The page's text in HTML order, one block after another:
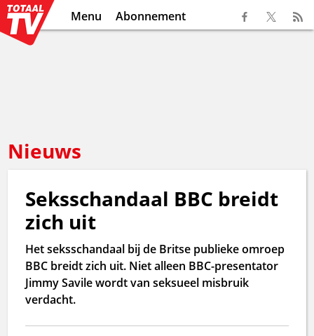
Menu Abonnement
Nieuws
Seksschandaal BBC breidt
zich uit
Het seksschandaal bij de Britse publieke omroep
BBC breidt zich uit. Niet alleen BBC-presentator
Jimmy Savile wordt van seksueel misbruik
verdacht.